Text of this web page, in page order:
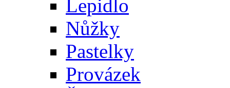
Lepidlo
Nůžky
Pastelky
Provázek